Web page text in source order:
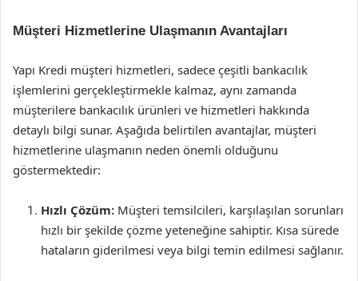
Müşteri Hizmetlerine Ulaşmanın Avantajları
Yapı Kredi müşteri hizmetleri, sadece çeşitli bankacılık
işlemlerini gerçekleştirmekle kalmaz, aynı zamanda
müşterilere bankacılık ürünleri ve hizmetleri hakkında
detaylı bilgi sunar. Aşağıda belirtilen avantajlar, müşteri
hizmetlerine ulaşmanın neden önemli olduğunu
göstermektedir:
Hızlı Çözüm: Müşteri temsilcileri, karşılaşılan sorunları
hızlı bir şekilde çözme yeteneğine sahiptir. Kısa sürede
hataların giderilmesi veya bilgi temin edilmesi sağlanır.